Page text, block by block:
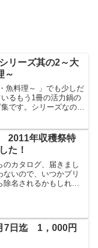
リーズ其の2～大
～
魚料理～ 」でも少しだ
るもう1冊の活力鍋の
です。シリーズなの
2011年収穫祭特
た！
のカタログ、届きまし
ないので、いつかプリ
名されるかもしれま
7日迄 1，000円